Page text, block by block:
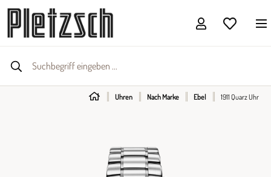
Uhren Nach Marke Ebel 1911 Quarz Uhr